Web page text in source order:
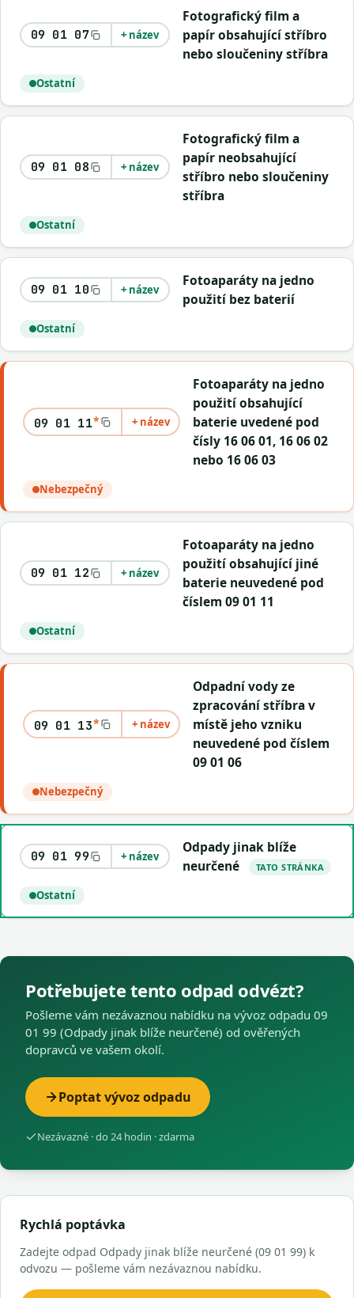
09 01 07 + název
Fotografický film a
papír obsahující stříbro
nebo sloučeniny stříbra
Ostatní
09 01 08 + název
Fotografický film a
papír neobsahující
stříbro nebo sloučeniny
stříbra
Ostatní
09 01 10 + název
Fotoaparáty na jedno
použití bez baterií
Ostatní
09 01 11* + název
Fotoaparáty na jedno
použití obsahující
baterie uvedené pod
čísly 16 06 01, 16 06 02
nebo 16 06 03
Nebezpečný
09 01 12 + název
Fotoaparáty na jedno
použití obsahující jiné
baterie neuvedené pod
číslem 09 01 11
Ostatní
09 01 13* + název
Odpadní vody ze
zpracování stříbra v
místě jeho vzniku
neuvedené pod číslem
09 01 06
Nebezpečný
09 01 99 + název
Odpady jinak blíže
neurčené
TATO STRÁNKA
Ostatní
Potřebujete tento odpad odvézt?
Pošleme vám nezávaznou nabídku na vývoz odpadu 09
01 99 (Odpady jinak blíže neurčené) od ověřených
dopravců ve vašem okolí.
Poptat vývoz odpadu
Nezávazné · do 24 hodin · zdarma
Rychlá poptávka
Zadejte odpad Odpady jinak blíže neurčené (09 01 99) k
odvozu — pošleme vám nezávaznou nabídku.